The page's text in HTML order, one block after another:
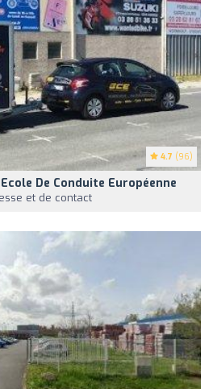
4.7 (96)
De Conduite Européenne
et de contact